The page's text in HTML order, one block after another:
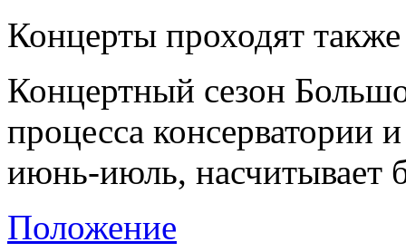
Концерты проходят
Концертный сезон
процесса консерватории
июнь-июль, насчитывает
Положение